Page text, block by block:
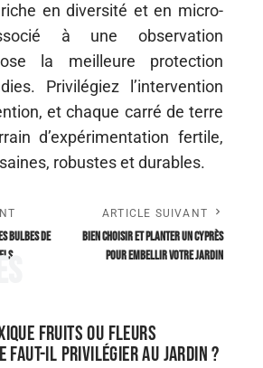
en diversité et en micro-
à une observation
la meilleure protection
Privilégiez l’intervention
et chaque carré de terre
d’expérimentation fertile,
robustes et durables.
bulbes de
ARTICLE SUIVANT
Bien choisir et planter un cyprès
pour embellir votre jardin
fruits ou fleurs
faut-il privilégier au jardin ?